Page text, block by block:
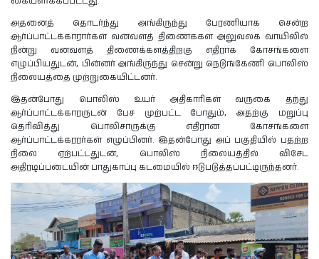
அதனைத் தொடர்ந்து அங்கிருந்து பேரணியாக சென்ற
ஆர்ப்பாட்டக்காரார்கள் வனவளத் திணைககள அலுவலக வாயிலில்
நின்று வனவளத் திணைக்களத்திறகு எதிராக கோசங்களை
எழுப்பியதுடன், பின்னர் அங்கிருந்து சென்று நெடுங்கேணி பொலிஸ்
நிலையத்தை முற்றுகையிட்டனர்.
இதன்போது பொலிஸ் உயர் அதிகாரிகள் வருகை தந்து
ஆர்ப்பாட்டக்காரருடன் பேச முற்பட்ட போதும், அதற்கு மறுப்பு
தெரிவித்து பொலிசாருக்கு எதிரான கோசங்களை
ஆர்ப்பாட்டக்கரரர்கள் எழுப்பினர். இதன்போது அப் பகுதியில் பதற்ற
நிலை ஏற்பட்டதுடன், பொலிஸ் நிலையத்தில் விசேட
அதிரடிப்படையின் பாதுகாப்பு கடமையில் ஈடுபடுத்தப்பட்டிருந்தனர்.